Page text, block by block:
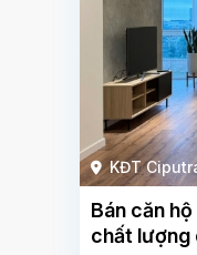
KĐT
Bán căn
chất lượng